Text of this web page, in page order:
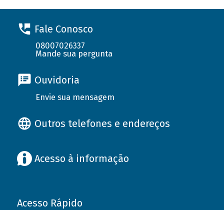
Fale Conosco
08007026337
Mande sua pergunta
Ouvidoria
Envie sua mensagem
Outros telefones e endereços
Acesso à informação
Acesso Rápido